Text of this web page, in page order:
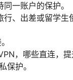
一账户的保护。
、出差或留学生
，哪些直连，提
保护。